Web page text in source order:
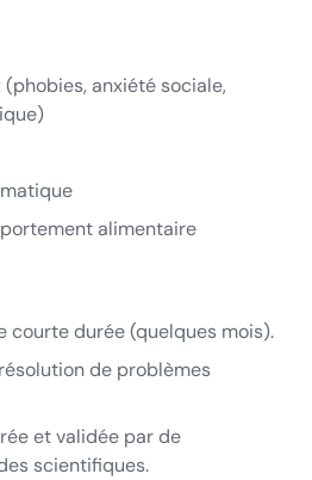
(phobies, anxiété sociale,
alimentaire
courte durée (quelques mois).
de problèmes
et validée par de
scientifiques.